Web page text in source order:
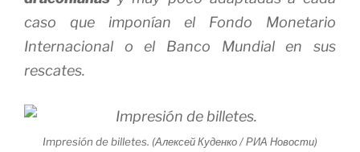
caso que imponían el Fondo Monetario
Internacional o el Banco Mundial en sus
rescates.
Impresión de billetes. (Алексей Куденко / РИА Новости)